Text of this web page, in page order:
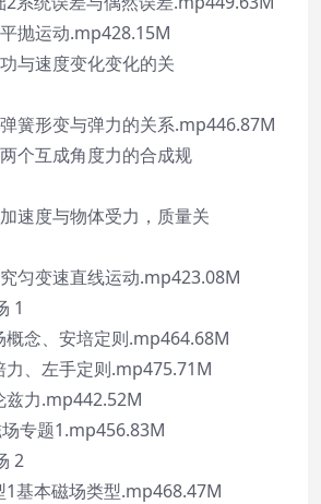
抛运动.mp428.15M
与速度变化变化的关
簧形变与弹力的关系.mp446.87M
个互成角度力的合成规
速度与物体受力，质量关
变速直线运动.mp423.08M
1
念、安培定则.mp464.68M
、左手定则.mp475.71M
力.mp442.52M
专题1.mp456.83M
2
基本磁场类型.mp468.47M